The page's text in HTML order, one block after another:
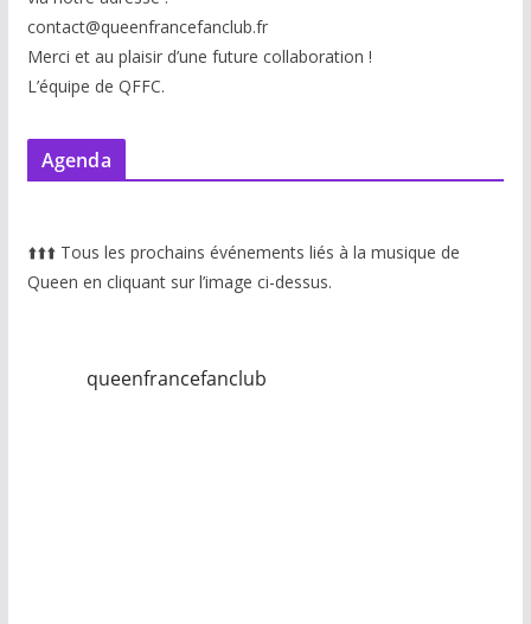
contact@queenfrancefanclub.fr
Merci et au plaisir d’une future collaboration !
L’équipe de QFFC.
Agenda
⬆️⬆️⬆️ Tous les prochains événements liés à la musique de
Queen en cliquant sur l’image ci-dessus.
queenfrancefanclub